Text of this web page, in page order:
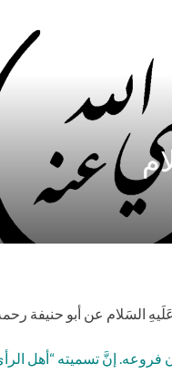
السَلام عن أبو حنيفة
فروعه. إنَّ تسميته “أهل